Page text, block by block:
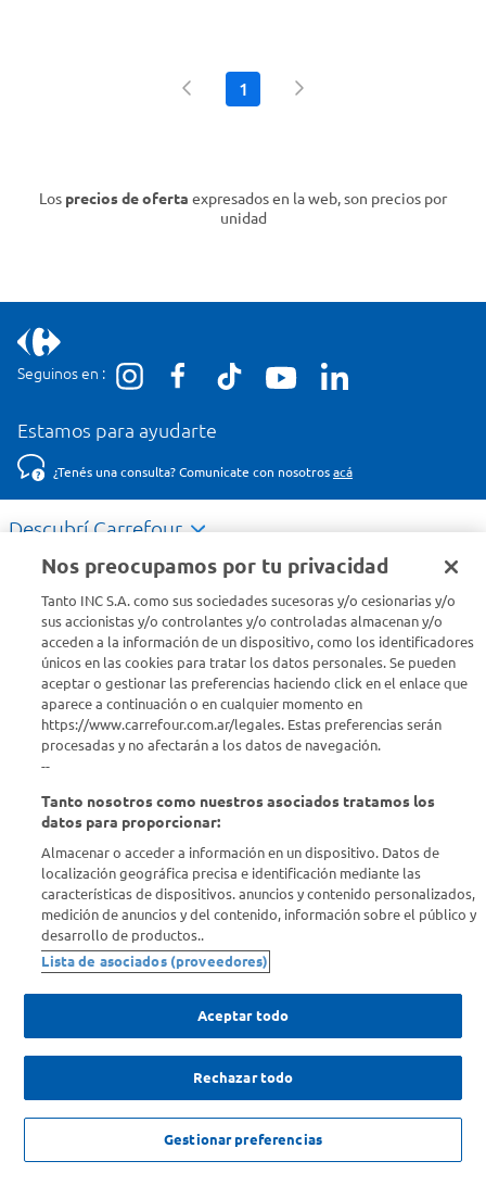
1
Los precios de oferta expresados en la web, son precios por
unidad
Seguinos en :
Estamos para ayudarte
¿Tenés una consulta? Comunicate con nosotros acá
Descubrí Carrefour
Info útil
Comprá Online
Enterate de nuestras ofertas
que nadie.
Provincia
ENVIAR
SOLICITUD DE ARREPENTIMIENTO
Copyright 2026 ©Carrefour. Todos los derechos reservados |
Condiciones del Servicio| Defensa de las y los Consumidores para
Nos preocupamos por tu privacidad
Tanto INC S.A. como sus sociedades sucesoras y/o cesionarias y/o
sus accionistas y/o controlantes y/o controladas almacenan y/o
acceden a la información de un dispositivo, como los identificadores
únicos en las cookies para tratar los datos personales. Se pueden
aceptar o gestionar las preferencias haciendo click en el enlace que
aparece a continuación o en cualquier momento en
https://www.carrefour.com.ar/legales. Estas preferencias serán
procesadas y no afectarán a los datos de navegación.
--
Tanto nosotros como nuestros asociados tratamos los
datos para proporcionar:
Almacenar o acceder a información en un dispositivo. Datos de
localización geográfica precisa e identificación mediante las
características de dispositivos. anuncios y contenido personalizados,
medición de anuncios y del contenido, información sobre el público y
desarrollo de productos..
Lista de asociados (proveedores)
Aceptar todo
Rechazar todo
Gestionar preferencias